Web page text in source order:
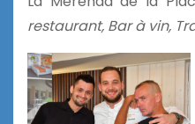
restaurant, Bar à vin,